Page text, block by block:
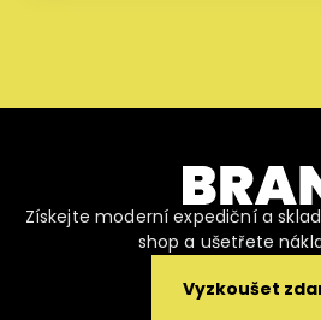
Získejte moderní expediční a
shop a ušetřete
Vyzkoušet